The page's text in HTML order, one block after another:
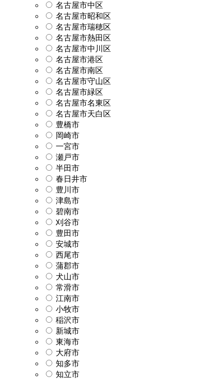
名古屋市中区
名古屋市昭和区
名古屋市瑞穂区
名古屋市熱田区
名古屋市中川区
名古屋市港区
名古屋市南区
名古屋市守山区
名古屋市緑区
名古屋市名東区
名古屋市天白区
豊橋市
岡崎市
一宮市
瀬戸市
半田市
春日井市
豊川市
津島市
碧南市
刈谷市
豊田市
安城市
西尾市
蒲郡市
犬山市
常滑市
江南市
小牧市
稲沢市
新城市
東海市
大府市
知多市
知立市